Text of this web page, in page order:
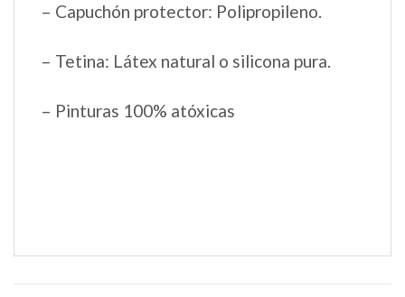
– Capuchón protector: Polipropileno.
– Tetina: Látex natural o silicona pura.
– Pinturas 100% atóxicas